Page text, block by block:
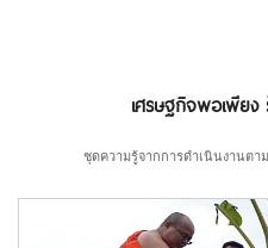
เศรษฐกิจพอเพีย
ชุดความรู้จากการดำเนินงานตา